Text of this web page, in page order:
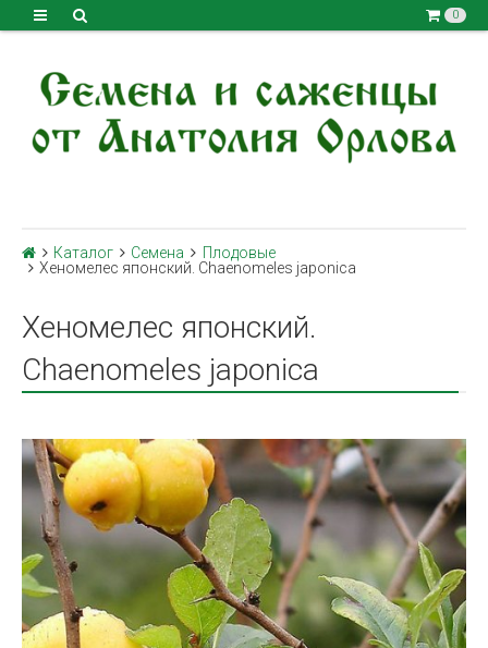
0
Каталог Семена
Плодовые
Хеномелес японский. Chaenomeles japonica
Хеномелес японский.
Chaenomeles japonica